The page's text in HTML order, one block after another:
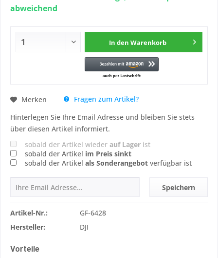
abweichend
In den Warenkorb
Merken
Fragen zum Artikel?
Hinterlegen Sie Ihre Email Adresse und bleiben Sie stets
über diesen Artikel informiert.
sobald der Artikel wieder auf Lager ist
sobald der Artikel im Preis sinkt
sobald der Artikel als Sonderangebot verfügbar ist
Speichern
Artikel-Nr.:
GF-6428
Hersteller:
DJI
Vorteile